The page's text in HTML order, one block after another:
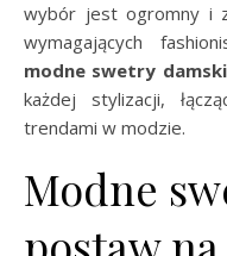
wybór jest ogromny i
wymagających
modne swetry
każdej stylizacji,
trendami w modzie.
Modne